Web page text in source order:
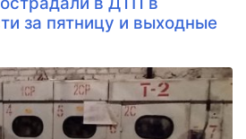
за пятницу и выходные